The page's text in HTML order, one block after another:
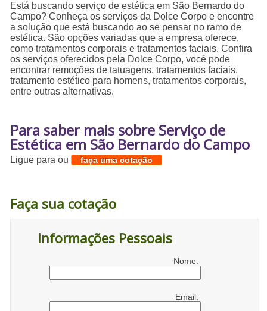
Está buscando serviço de estética em São Bernardo do
Campo? Conheça os serviços da Dolce Corpo e encontre
a solução que está buscando ao se pensar no ramo de
estética. São opções variadas que a empresa oferece,
como tratamentos corporais e tratamentos faciais. Confira
os serviços oferecidos pela Dolce Corpo, você pode
encontrar remoções de tatuagens, tratamentos faciais,
tratamento estético para homens, tratamentos corporais,
entre outras alternativas.
Para saber mais sobre Serviço de
Estética em São Bernardo do Campo
Ligue paraou faça uma cotação
Faça sua cotação
Informações Pessoais
Nome:
Email: